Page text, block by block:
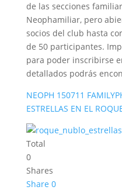
de las secciones
Neophamiliar, pero
socios del club hasta
de 50 participantes.
para poder inscribirse
detallados podrás
NEOPH 150711
ESTRELLAS EN EL
Total
0
Shares
Share 0